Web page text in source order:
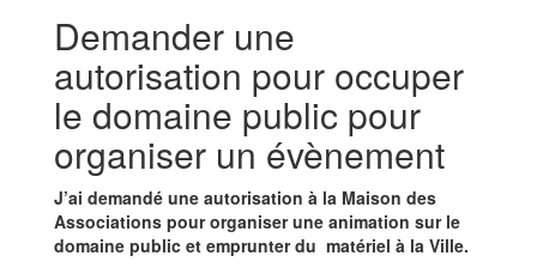
Demander une
autorisation pour occuper
le domaine public pour
organiser un évènement
J’ai demandé une autorisation à la Maison des
Associations pour organiser une animation sur le
domaine public et emprunter du matériel à la Ville.